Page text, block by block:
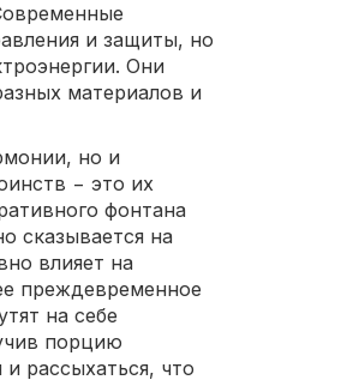
и защиты, но
Они
материалов и
но и
− это их
фонтана
сказывается на
влияет на
преждевременное
на себе
порцию
рассыхаться, что